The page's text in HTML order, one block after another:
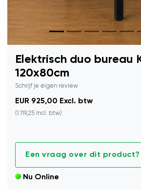
Elektrisch duo bureau
120x80cm
Schrijf je eigen review
EUR 925,00 Excl. btw
(1.119,25 Incl. btw)
Een vraag over dit product?
Nu Online